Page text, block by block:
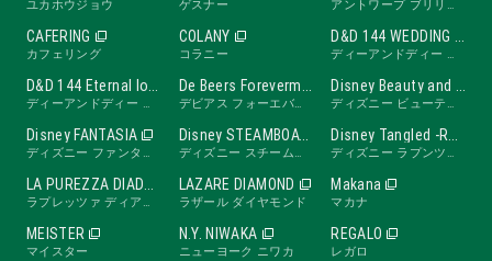
ユカホウジョウ ゲスナー アントワープ ブリリアント
CAFERING
カフェリング
COLANY
コラニー
D&D 144 WEDDING BAND
ディーアンドディー ワンフォーティーフォー ウェディングバンド
D&D 144 Eternal love band
ディーアンドディー ワンフォーティーフォー エターナルラブバンド
De Beers Forevermark
デビアス フォーエバーマーク
Disney Beauty and the Beast -ROSE Line-
ディズニー ビューティ・アンド・ビースト ローズライン
Disney FANTASIA
ディズニー ファンタジア
Disney STEAMBOAT WILLIE
ディズニー スチームボートウィリー
Disney Tangled -RAPUNZEL Collection-
ディズニー ラプンツェル
LA PUREZZA DIADE
ラプレッツァ ディアーデ
LAZARE DIAMOND
ラザール ダイヤモンド
Makana
マカナ
MEISTER
マイスター
N.Y. NIWAKA
ニューヨーク ニワカ
REGALO
レガロ